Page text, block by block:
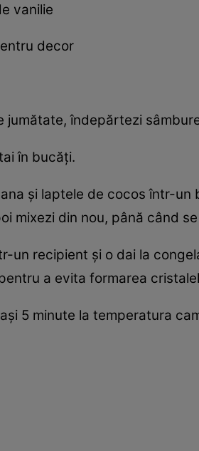
vanilie
decor
jumătate, îndepărtezi
în bucăți.
și laptele de cocos într-
mixezi din nou, până când
un recipient și o dai la
a evita formarea
5 minute la temperatura